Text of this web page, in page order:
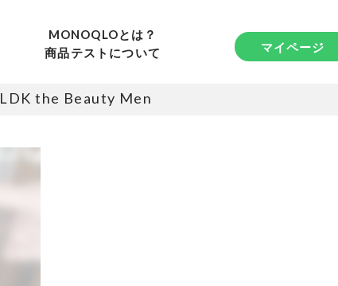
MONOQLOとは？
商品テストについて
マイページ
LDK the Beauty Men